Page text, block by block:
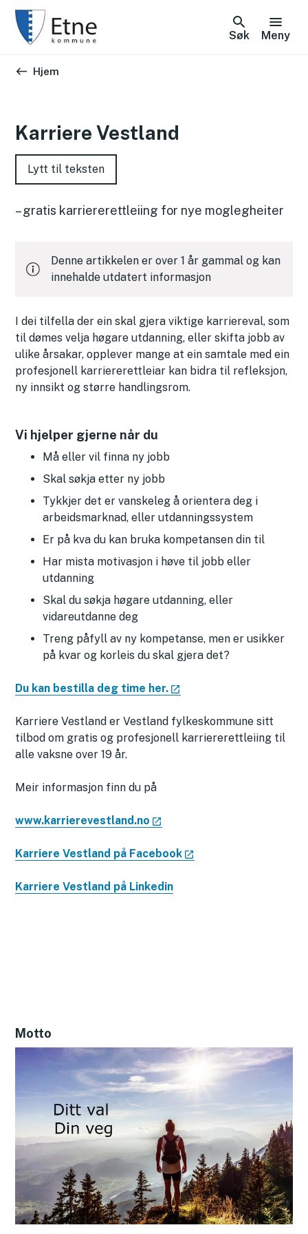
Søk Meny
Du er her:
Hjem
Karriere Vestland
Lytt til teksten
– gratis karriererettleiing for nye moglegheiter
Denne artikkelen er over 1 år gammal og kan
innehalde utdatert informasjon
I dei tilfella der ein skal gjera viktige karriereval, som
til dømes velja høgare utdanning, eller skifta jobb av
ulike årsakar, opplever mange at ein samtale med ein
profesjonell karriererettleiar kan bidra til refleksjon,
ny innsikt og større handlingsrom.
Vi hjelper gjerne når du
Må eller vil finna ny jobb
Skal søkja etter ny jobb
Tykkjer det er vanskeleg å orientera deg i
arbeidsmarknad, eller utdanningssystem
Er på kva du kan bruka kompetansen din til
Har mista motivasjon i høve til jobb eller
utdanning
Skal du søkja høgare utdanning, eller
vidareutdanne deg
Treng påfyll av ny kompetanse, men er usikker
på kvar og korleis du skal gjera det?
Du kan bestilla deg time her.
Karriere Vestland er Vestland fylkeskommune sitt
tilbod om gratis og profesjonell karriererettleiing til
alle vaksne over 19 år.
Meir informasjon finn du på
www.karrierevestland.no
Karriere Vestland på Facebook
Karriere Vestland på Linkedin
Motto